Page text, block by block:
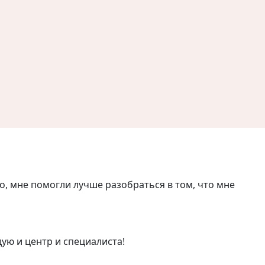
мне помогли лучше разобраться в том, что мне
и центр и специалиста!